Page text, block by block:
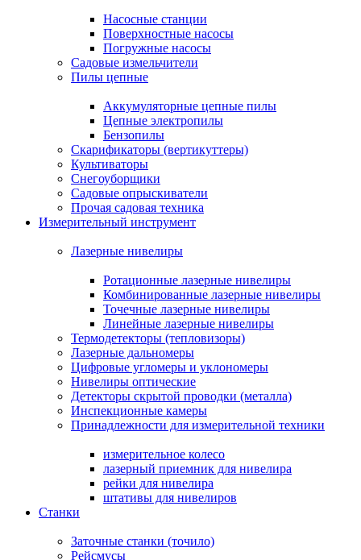
Насосные станции
Поверхностные насосы
Погружные насосы
Садовые измельчители
Пилы цепные
Аккумуляторные цепные пилы
Цепные электропилы
Бензопилы
Скарификаторы (вертикуттеры)
Культиваторы
Снегоуборщики
Садовые опрыскиватели
Прочая садовая техника
Измерительный инструмент
Лазерные нивелиры
Ротационные лазерные нивелиры
Комбинированные лазерные нивелиры
Точечные лазерные нивелиры
Линейные лазерные нивелиры
Термодетекторы (тепловизоры)
Лазерные дальномеры
Цифровые угломеры и уклономеры
Нивелиры оптические
Детекторы скрытой проводки (металла)
Инспекционные камеры
Принадлежности для измерительной техники
измерительное колесо
лазерный приемник для нивелира
рейки для нивелира
штативы для нивелиров
Станки
Заточные станки (точило)
Рейсмусы